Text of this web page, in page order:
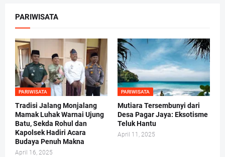
PARIWISATA
PARIWISATA
Tradisi Jalang Monjalang
Mamak Luhak Warnai Ujung
Batu, Sekda Rohul dan
Kapolsek Hadiri Acara
Budaya Penuh Makna
April 16, 2025
PARIWISATA
Mutiara Tersembunyi dari
Desa Pagar Jaya: Eksotisme
Teluk Hantu
April 11, 2025